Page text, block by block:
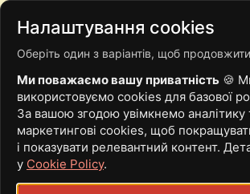
ПРЕМ’ЄРА:
НЕСКІНЧЕННИЙ
КАТ ПРОДОВЖУЄ
СИНГЛ
Налаштування cookies
Оберіть один з варіантів, щоб
Ми поважаємо вашу приватність 🍪
використовуємо cookies для базової
За вашою згодою увімкнемо аналітику
маркетингові cookies, щоб
і показувати релевантний контент.
у Cookie Policy.